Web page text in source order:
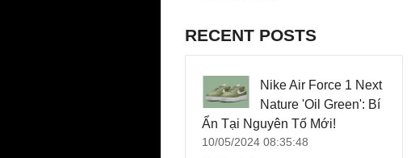
RECENT POSTS
Nike Air Force 1 Next
Nature 'Oil Green': Bí
Ẩn Tại Nguyên Tố Mới!
10/05/2024 08:35:48